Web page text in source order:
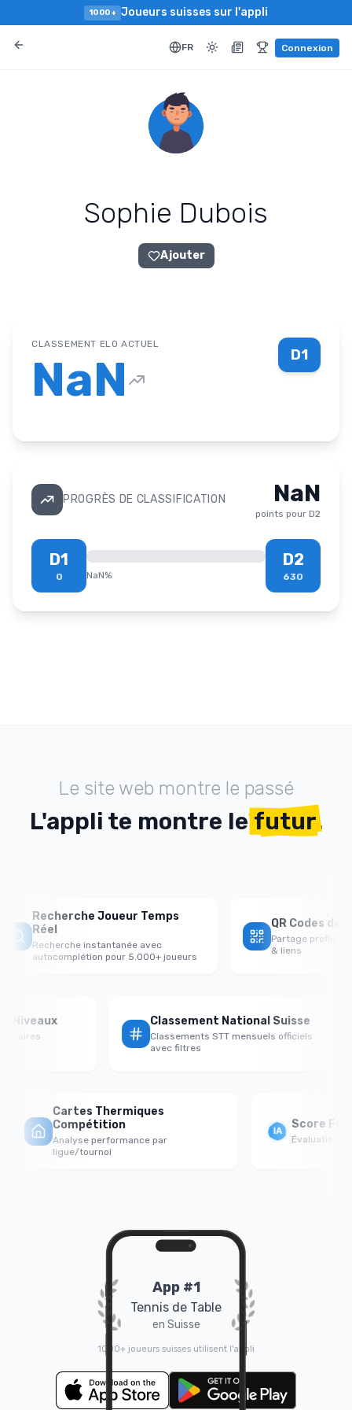
1000+ Joueurs suisses sur l'appli
FR Connexion
Sophie Dubois
Ajouter
D1
CLASSEMENT ELO ACTUEL
NaN
PROGRÈS DE CLASSIFICATION NaN
points pour D2
D1
0 NaN%
D2
630
Le site web montre le passé
L'appli te montre lefutur.
Recherche Joueur Temps
Réel
Recherche instantanée avec
autocomplétion pour 5.000+ joueurs
QR Codes de
Partage profils
& liens
Niveaux Classement National Suisse
Classements STT mensuels officiels
avec filtres
Cartes Thermiques
Compétition
Analyse performance par
ligue/tournoi
Score
Évaluation
App #1
Tennis de Table
en Suisse
1000+ joueurs suisses utilisent l'appli